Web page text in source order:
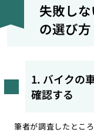
失敗し
の選び方
1. バイクの
確認する
筆者が調査したとこ